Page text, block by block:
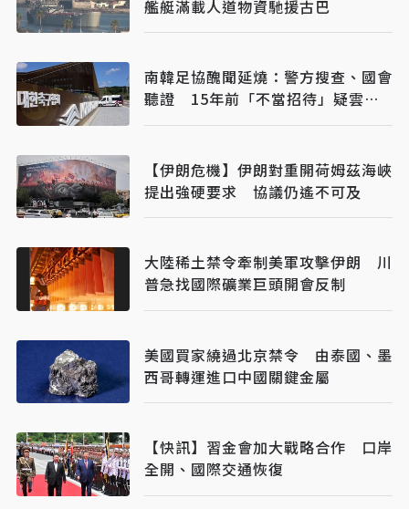
艦艇滿載人道物資馳援古巴
南韓足協醜聞延燒：警方搜查、國會
聽證 15年前「不當招待」疑雲重
見天日
【伊朗危機】伊朗對重開荷姆茲海峽
提出強硬要求 協議仍遙不可及
大陸稀土禁令牽制美軍攻擊伊朗 川
普急找國際礦業巨頭開會反制
美國買家繞過北京禁令 由泰國、墨
西哥轉運進口中國關鍵金屬
【快訊】習金會加大戰略合作 口岸
全開、國際交通恢復